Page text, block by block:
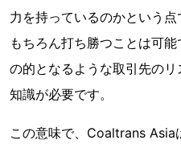
力を持っているのかという点
もちろん打ち勝つことは可
の的となるような取引先の
知識が必要です。
この意味で、Coaltrans Asia